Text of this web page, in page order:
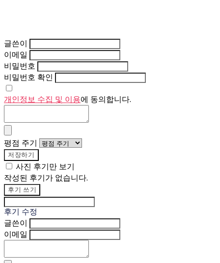
글쓴이
이메일
비밀번호
비밀번호 확인
개인정보 수집 및 이용에 동의합니다.
평점 주기
저장하기
사진 후기만 보기
작성된 후기가 없습니다.
후기 쓰기
후기 수정
글쓴이
이메일